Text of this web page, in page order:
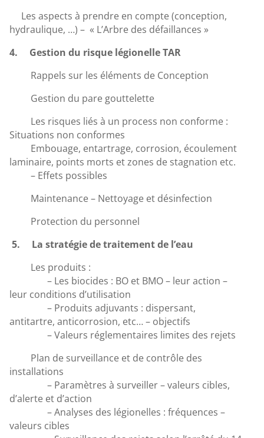
Les aspects à prendre en compte (conception,
hydraulique, …) – « L’Arbre des défaillances »
4. Gestion du risque légionelle TAR
Rappels sur les éléments de Conception
Gestion du pare gouttelette
Les risques liés à un process non conforme :
Situations non conformes
Embouage, entartrage, corrosion, écoulement
laminaire, points morts et zones de stagnation etc.
– Effets possibles
Maintenance – Nettoyage et désinfection
Protection du personnel
5. La stratégie de traitement de l’eau
Les produits :
– Les biocides : BO et BMO – leur action –
leur conditions d’utilisation
– Produits adjuvants : dispersant,
antitartre, anticorrosion, etc… – objectifs
– Valeurs réglementaires limites des rejets
Plan de surveillance et de contrôle des
installations
– Paramètres à surveiller – valeurs cibles,
d’alerte et d’action
– Analyses des légionelles : fréquences –
valeurs cibles